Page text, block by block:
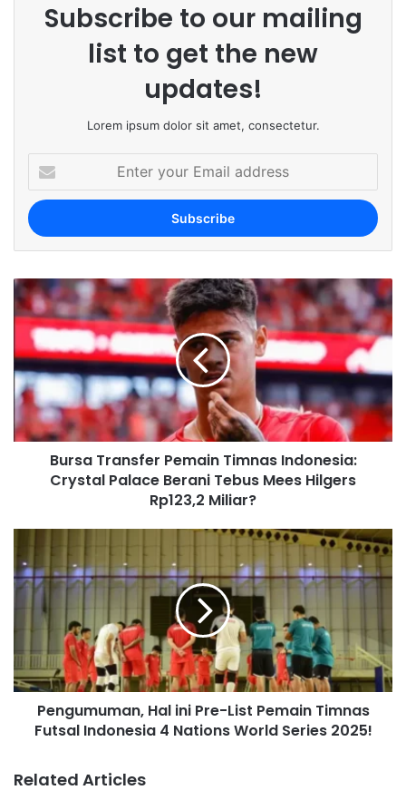
Subscribe to our mailing
list to get the new
updates!
Lorem ipsum dolor sit amet, consectetur.
e
o
u
r
E
m
a
i
a
Bursa Transfer Pemain Timnas Indonesia:
Crystal Palace Berani Tebus Mees Hilgers
Rp123,2 Miliar?
Pengumuman, Hal ini Pre-List Pemain Timnas
Futsal Indonesia 4 Nations World Series 2025!
Related Articles